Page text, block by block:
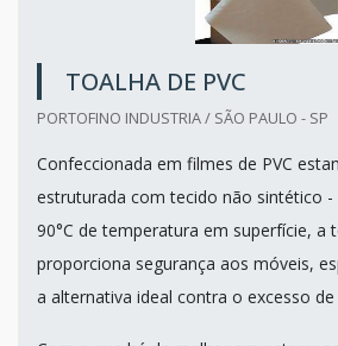
TOALHA DE PVC
PORTOFINO INDUSTRIA / SÃO PAULO - SP
Confeccionada em filmes de PVC
estruturada com tecido não sintético
90°C de temperatura em superfície, a
proporciona segurança aos móveis,
a alternativa ideal contra o excesso de